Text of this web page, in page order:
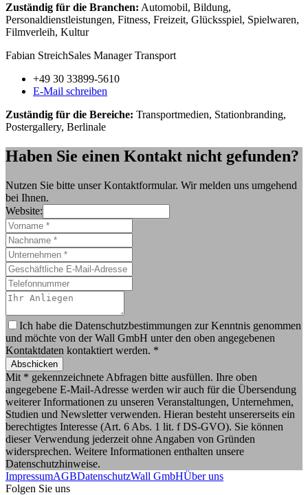
Zuständig für die Branchen: Automobil, Bildung,
Personaldienstleistungen, Fitness, Freizeit, Glücksspiel, Spielwaren,
Filmverleih, Kultur
Fabian StreichSales Manager Transport
+49 30 33899-5610
E-Mail schreiben
Zuständig für die Bereiche: Transportmedien, Stationbranding,
Postergallery, Berlinale
Haben Sie einen Kontakt nicht gefunden?
Nutzen Sie bitte unser Kontaktformular. Wir melden uns umgehend
bei Ihnen.
Website:
Ich habe die Datenschutzbestimmungen zur Kenntnis genommen
und möchte von der Wall GmbH unter den oben angegebenen
Kontaktdaten kontaktiert werden. *
Abschicken
Mit * gekennzeichnete Abfragen bitte ausfüllen. Ihre oben
angegebene E-Mail-Adresse werden wir auch für die Übersendung
weiterer Informationen zu unseren Veranstaltungen, Unternehmen,
Studien und Newsletter verwenden. Hieran besteht unsererseits ein
berechtigtes Interesse (Art. 6 Abs. 1 lit. f DS-GVO). Sie können
dieser Verwendung jederzeit ohne Angaben von Gründen
widersprechen. Weitere Informationen enthalten unsere
Datenschutzhinweise.
ImpressumAGBDatenschutzWall GmbHÜber uns
Folgen Sie uns